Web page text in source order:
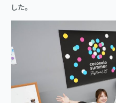
した。